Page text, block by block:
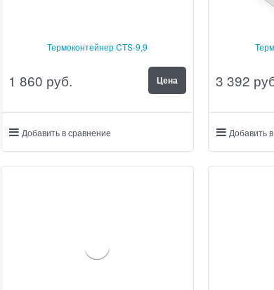
Термоконтейнер CTS-9,9
1 860 руб. Цена
Добавить в сравнение
3 392
Добавить